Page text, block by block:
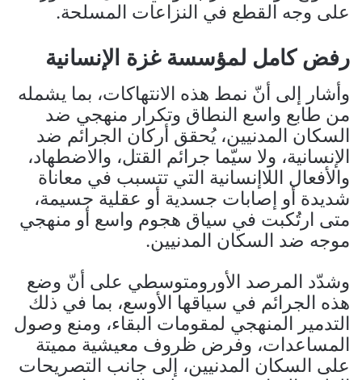
على وجه القطع في النزاعات المسلحة.
رفض كامل لمؤسسة غزة الإنسانية
وأشار إلى أنّ نمط هذه الانتهاكات، بما يشمله
من طابع واسع النطاق وتكرار منهجي ضد
السكان المدنيين، يُحقق أركان الجرائم ضد
الإنسانية، ولا سيّما جرائم القتل، والاضطهاد،
والأفعال اللاإنسانية التي تتسبب في معاناة
شديدة أو إصابات جسدية أو عقلية جسيمة،
متى ارتُكبت في سياق هجوم واسع أو منهجي
موجه ضد السكان المدنيين.
وشدّد المرصد الأورومتوسطي على أنّ وضع
هذه الجرائم في سياقها الأوسع، بما في ذلك
التدمير المنهجي لمقومات البقاء، ومنع وصول
المساعدات، وفرض ظروف معيشية مميتة
على السكان المدنيين، إلى جانب التصريحات